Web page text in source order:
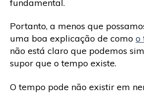
fundamental.
Portanto, a menos que
uma boa explicação de como o
não está claro que podemos
supor que o tempo existe.
O tempo pode não existir em